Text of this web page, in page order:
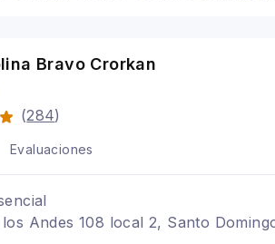
Bravo Crorkan
(284)
Evaluaciones
Andes 108 local 2, Santo